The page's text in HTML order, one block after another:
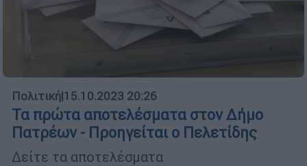
Πολιτική|15.10.2023 20:26
Τα πρώτα αποτελέσματα στον Δήμο
Πατρέων - Προηγείται ο Πελετίδης
Δείτε τα αποτελέσματα